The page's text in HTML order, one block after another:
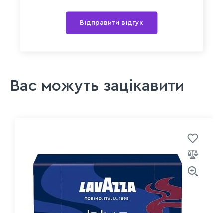
Відправити відгук
Вас можуть зацікавити